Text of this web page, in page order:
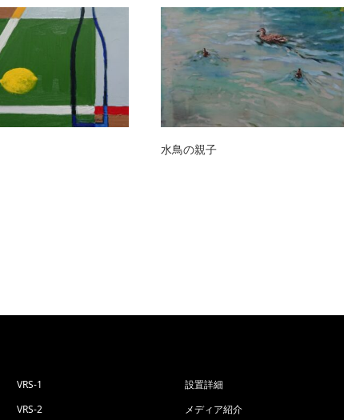
水鳥の親子
VRS-1
VRS-2
設置詳細
メディア紹介